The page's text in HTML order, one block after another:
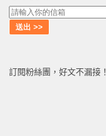
訂閱粉絲團，好文不漏接！